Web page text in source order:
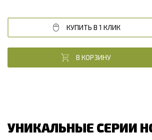
КУПИТЬ В 1 КЛИК
В КОРЗИНУ
УНИКАЛЬНЫЕ СЕРИИ